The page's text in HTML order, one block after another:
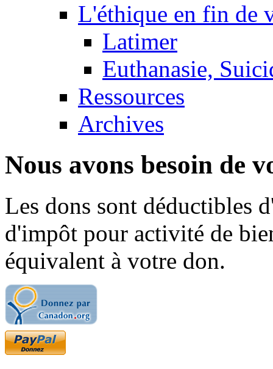
L'éthique en fin de
Latimer
Euthanasie,
Ressources
Archives
Nous avons besoin de
Les dons sont déductibles
d'impôt pour activité de
équivalent à votre don.